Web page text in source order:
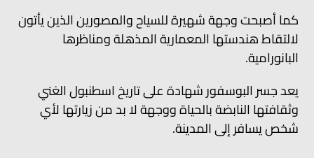
كما أصبحت وجهة شهيرة للسياح والمصورين الذين يأتون
لالتقاط هندستها المعمارية المذهلة ومناظرها
البانورامية.
يعد جسر البوسفور شهادة على تاريخ اسطنبول الغني
وثقافتها النابضة بالحياة ووجهة لا بد من زيارتها لأي
شخص يسافر إلى المدينة.